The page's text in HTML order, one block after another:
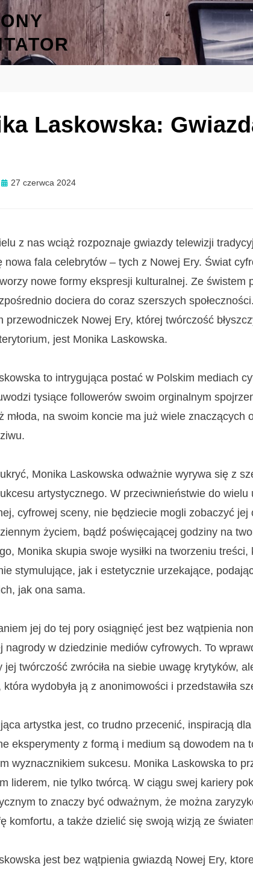
Laskowska:
Posted
27 czerwca 2024
z nas wciąż rozpoznaje gwiazdy telewizji
nowa fala celebrytów – tych z Nowej Ery. Świat
nowe formy ekspresji kulturalnej. Ze świstem
dociera do coraz szerszych
przewodniczek Nowej Ery, której twórczość
jest Monika Laskowska.
to intrygująca postać w Polskim mediach
tysiące followerów swoim orginalnym
młoda, na swoim koncie ma już wiele znaczących
Monika Laskowska odważnie wyrywa się z
artystycznego. W przeciwnieństwie do wielu
cyfrowej sceny, nie będziecie mogli zobaczyć
życiem, bądź poświęcającej godziny na
Monika skupia swoje wysiłki na tworzeniu treści,
stymulujące, jak i estetycznie urzekające,
jak ona sama.
jej do tej pory osiągnięć jest bez wątpienia
nagrody w dziedzinie mediów cyfrowych. To
jej twórczość zwróciła na siebie uwagę krytyków,
która wydobyła ją z anonimowości i przedstawiła
artystka jest, co trudno przecenić, inspiracją dla
eksperymenty z formą i medium są dowodem na
wyznacznikiem sukcesu. Monika Laskowska to
liderem, nie tylko twórcą. W ciągu swej kariery
to znaczy być odważnym, że można
komfortu, a także dzielić się swoją wizją ze
jest bez wątpienia gwiazdą Nowej Ery,